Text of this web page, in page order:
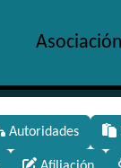
Autoridades
etc.